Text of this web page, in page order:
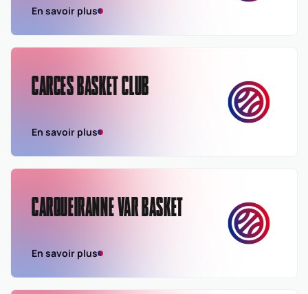
En savoir plus
CARCES BASKET CLUB
En savoir plus
CARQUEIRANNE VAR BASKET
En savoir plus